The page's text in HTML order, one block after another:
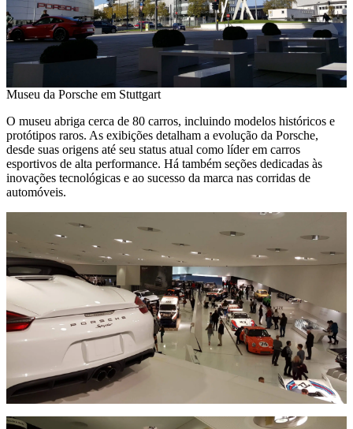
Museu da Porsche em Stuttgart
O museu abriga cerca de 80 carros, incluindo modelos históricos e
protótipos raros. As exibições detalham a evolução da Porsche,
desde suas origens até seu status atual como líder em carros
esportivos de alta performance. Há também seções dedicadas às
inovações tecnológicas e ao sucesso da marca nas corridas de
automóveis.